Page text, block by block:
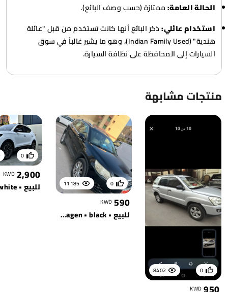
الحالة العامة:ممتازة (حسب وصف البائع).
استخدام عائلي:ذكر البائع أنها كانت تستخدم من قبل "عائلة
هندية" (Indian Family Used)، وهو ما يشير غالباً في سوق
السيارات إلى المحافظة على نظافة السيارة.
منتجات مشابهة
8402 0
KWD
11185 0
590
KWD
للبيع • volkswagen • black
0
2,900
KWD
للبيع • white